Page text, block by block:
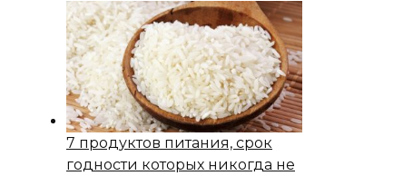
7 продуктов питания, срок
годности которых никогда не